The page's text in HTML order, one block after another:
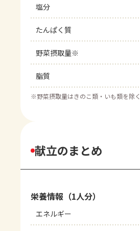
塩分
たんぱく質
野菜摂取量※
脂質
※野菜摂取量はきのこ類・いも類を除く
献立のまとめ
栄養情報（1人分）
エネルギー